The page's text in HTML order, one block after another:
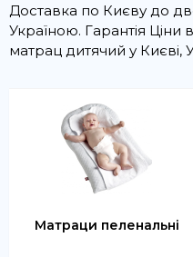
Доставка по Києву до
Україною. Гарантія Ціни
матрац дитячий у Києві,
Матраци пеленальні